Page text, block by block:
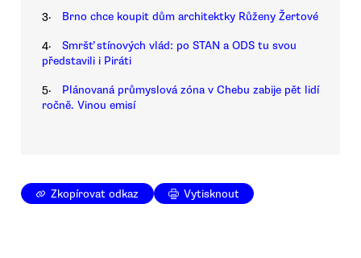
3. Brno chce koupit dům architektky Růženy Žertové
4.
Smršť stínových vlád: po STAN a ODS tu svou
představili i Piráti
5.
Plánovaná průmyslová zóna v Chebu zabije pět lidí
ročně. Vinou emisí
Zkopírovat odkaz Vytisknout